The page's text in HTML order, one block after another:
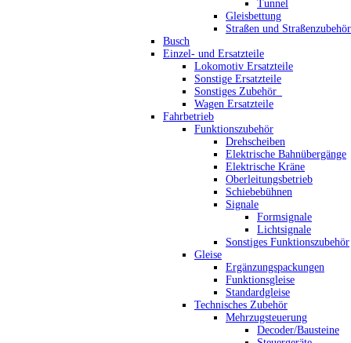
Tunnel
Gleisbettung
Straßen und Straßenzubehör
Busch
Einzel- und Ersatzteile
Lokomotiv Ersatzteile
Sonstige Ersatzteile
Sonstiges Zubehör_
Wagen Ersatzteile
Fahrbetrieb
Funktionszubehör
Drehscheiben
Elektrische Bahnübergänge
Elektrische Kräne
Oberleitungsbetrieb
Schiebebühnen
Signale
Formsignale
Lichtsignale
Sonstiges Funktionszubehör
Gleise
Ergänzungspackungen
Funktionsgleise
Standardgleise
Technisches Zubehör
Mehrzugsteuerung
Decoder/Bausteine